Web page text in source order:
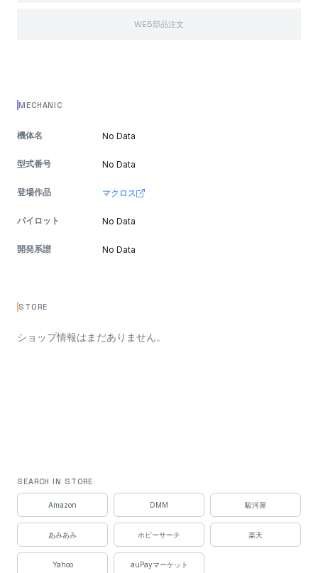
WEB部品注文
MECHANIC
機体名 No Data
型式番号 No Data
登場作品 マクロス
パイロット No Data
開発系譜 No Data
STORE
ショップ情報はまだありません。
SEARCH IN STORE
Amazon DMM 駿河屋
あみあみ ホビーサーチ 楽天
Yahoo auPayマーケット